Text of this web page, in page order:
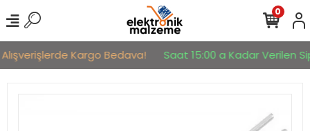
Kargo Bedava! Saat 15:00 a Kadar Verilen
0